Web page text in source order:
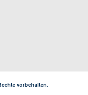
vorbehalten.